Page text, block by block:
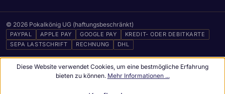
© 2026 Pokalkönig UG (haftungsbeschränkt)
PAYPAL APPLE PAY GOOGLE PAY
KREDIT- ODER DEBITKARTE
SEPA LASTSCHRIFT
RECHNUNG DHL
Diese Website verwendet Cookies, um eine bestmögliche Erfahrung
bieten zu können. Mehr Informationen ...